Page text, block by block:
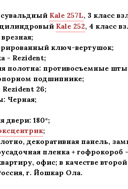
Kale 257L, 3 класс
Kale 252, 4 класс
ключ-вертушок;
- Rezident;
полотна: противосъемные
подшипнике;
Rezident 26;
Черная;
двери: 180°;
;
декоративная панель,
пленка + гофрокороб -
офис; в качестве
г. Йошкар Ола.